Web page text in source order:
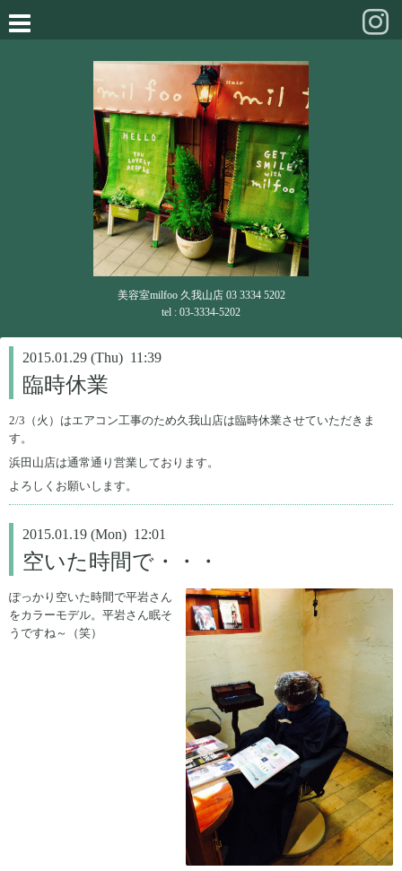
美容室milfoo 久我山店 03 3334 5202
tel : 03-3334-5202
2015.01.29 (Thu) 11:39
臨時休業
2/3（火）はエアコン工事のため久我山店は臨時休業させていただきま
す。
浜田山店は通常通り営業しております。
よろしくお願いします。
2015.01.19 (Mon) 12:01
空いた時間で・・・
ぽっかり空いた時間で平岩さん
をカラーモデル。平岩さん眠そ
うですね～（笑）